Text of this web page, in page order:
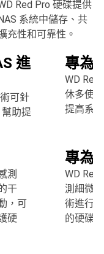
Red Pro 硬碟提供
系統中儲存、共
充性和可靠性。
進
可針
助提
專為
WD Red
休多使
提高系
測
干
，可
硬
專為
WD Red
測細微
術進行
的硬碟。